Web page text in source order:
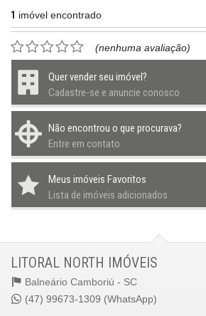
1 imóvel encontrado
(nenhuma avaliação)
Quer vender seu imóvel?
Cadastre-se e anuncie conosco
Não encontrou o que procurava?
Entre em contato
Meus imóveis Favoritos
Lista de imóveis adicionados
LITORAL NORTH IMÓVEIS
Balneário Camboriú - SC
(47) 99673-1309 (WhatsApp)